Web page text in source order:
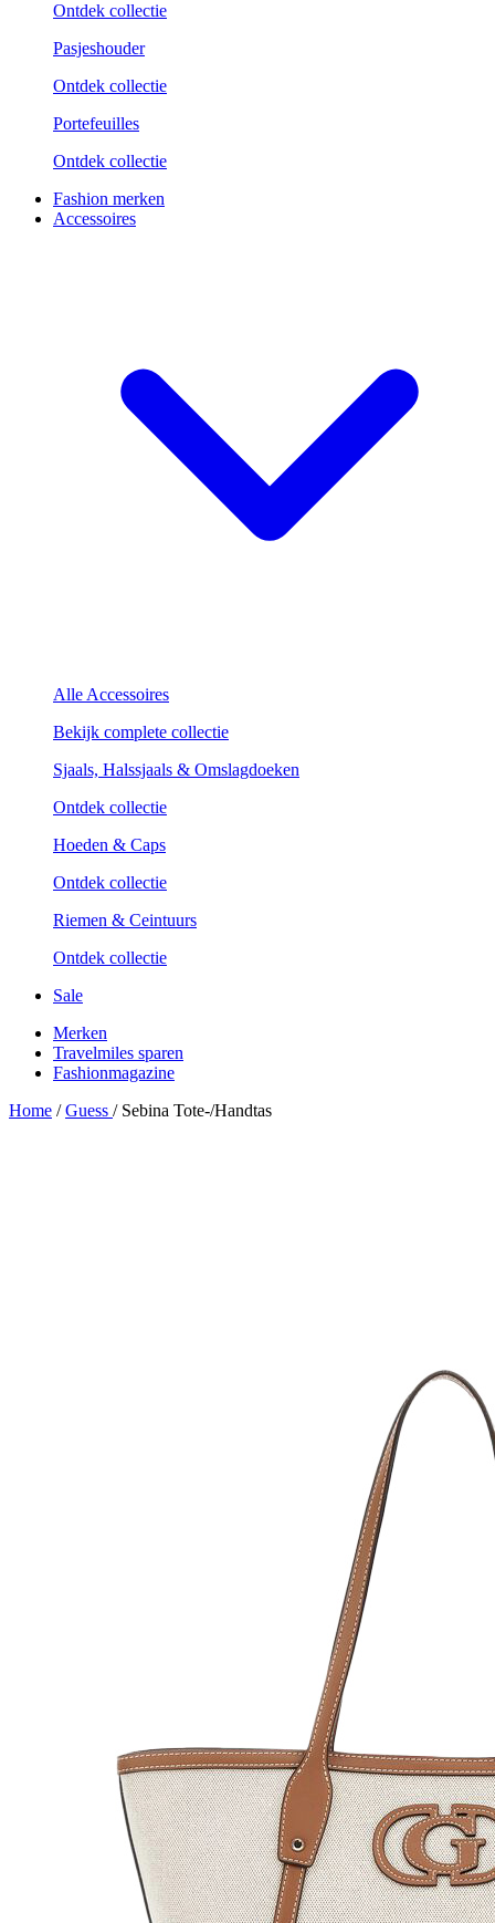
Ontdek collectie
Pasjeshouder
Ontdek collectie
Portefeuilles
Ontdek collectie
Fashion merken
Accessoires
Alle Accessoires
Bekijk complete collectie
Sjaals, Halssjaals & Omslagdoeken
Ontdek collectie
Hoeden & Caps
Ontdek collectie
Riemen & Ceintuurs
Ontdek collectie
Sale
Merken
Travelmiles sparen
Fashionmagazine
Home / Guess / Sebina Tote-/Handtas